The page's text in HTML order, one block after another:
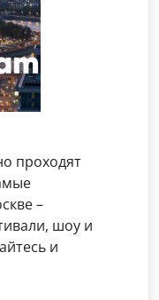
проходят
–
шоу и
и